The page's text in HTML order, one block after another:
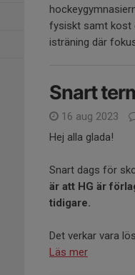
fysiskt samt kost
isträning där
Snart
16 aug 2023
Hej alla glada!
Snart dags för
är att HG är
tidigare.
Det verkar vara
Läs mer